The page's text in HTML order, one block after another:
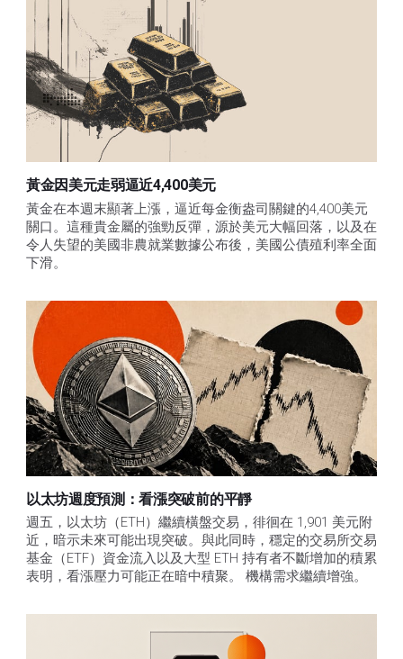
黃金因美元走弱逼近4,400美元
黃金在本週末顯著上漲，逼近每金衡盎司關鍵的4,400美元
關口。這種貴金屬的強勁反彈，源於美元大幅回落，以及在
令人失望的美國非農就業數據公布後，美國公債殖利率全面
下滑。
以太坊週度預測：看漲突破前的平靜
週五，以太坊（ETH）繼續橫盤交易，徘徊在 1,901 美元附
近，暗示未來可能出現突破。與此同時，穩定的交易所交易
基金（ETF）資金流入以及大型 ETH 持有者不斷增加的積累
表明，看漲壓力可能正在暗中積聚。 機構需求繼續增強。